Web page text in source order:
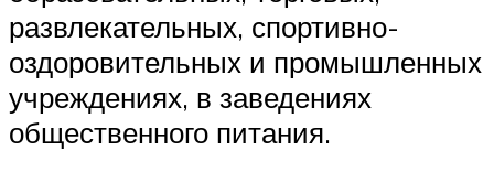
развлекательных, спортивно-
оздоровительных и промышленных
учреждениях, в заведениях
общественного питания.